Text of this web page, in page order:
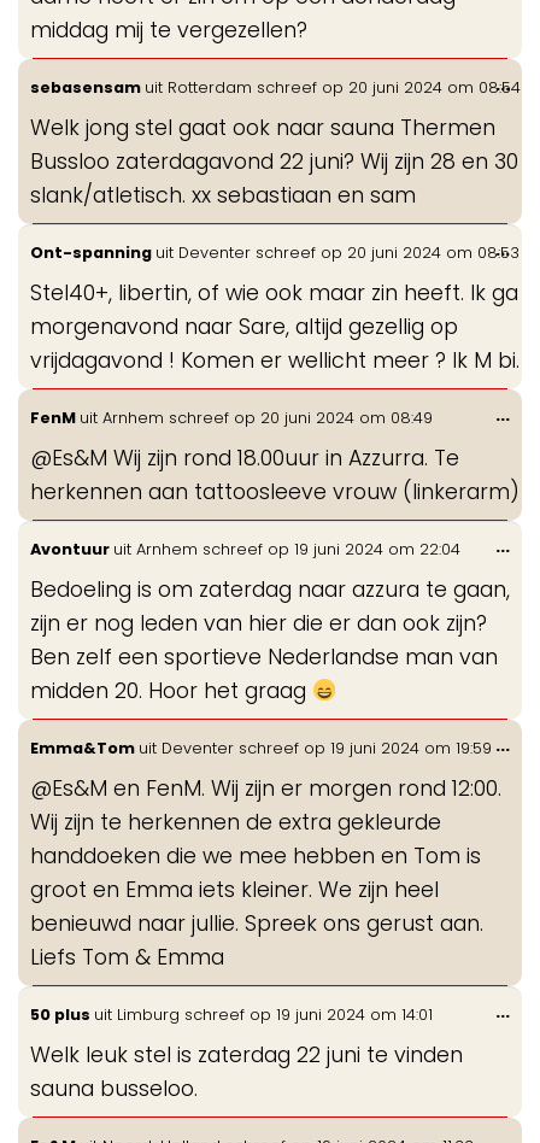
middag mij te vergezellen?
sebasensam uit Rotterdam schreef op 20 juni 2024 om 08:54
Welk jong stel gaat ook naar sauna Thermen
Bussloo zaterdagavond 22 juni? Wij zijn 28 en 30
slank/atletisch. xx sebastiaan en sam
...
Ont-spanning uit Deventer schreef op 20 juni 2024 om 08:53
Stel40+, libertin, of wie ook maar zin heeft. Ik ga
morgenavond naar Sare, altijd gezellig op
vrijdagavond ! Komen er wellicht meer ? Ik M bi.
...
FenM uit Arnhem schreef op 20 juni 2024 om 08:49
@Es&M Wij zijn rond 18.00uur in Azzurra. Te
herkennen aan tattoosleeve vrouw (linkerarm)
...
Avontuur uit Arnhem schreef op 19 juni 2024 om 22:04
Bedoeling is om zaterdag naar azzura te gaan,
zijn er nog leden van hier die er dan ook zijn?
Ben zelf een sportieve Nederlandse man van
midden 20. Hoor het graag
...
Emma&Tom uit Deventer schreef op 19 juni 2024 om 19:59
@Es&M en FenM. Wij zijn er morgen rond 12:00.
Wij zijn te herkennen de extra gekleurde
handdoeken die we mee hebben en Tom is
groot en Emma iets kleiner. We zijn heel
benieuwd naar jullie. Spreek ons gerust aan.
Liefs Tom & Emma
...
50 plus uit Limburg schreef op 19 juni 2024 om 14:01
Welk leuk stel is zaterdag 22 juni te vinden
sauna busseloo.
...